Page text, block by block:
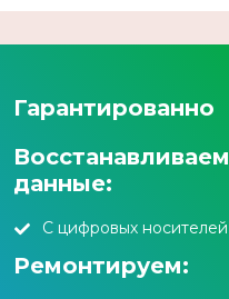
Гарантированно
Восстанавливаем
данные:
С цифровых носителей
Ремонтируем: